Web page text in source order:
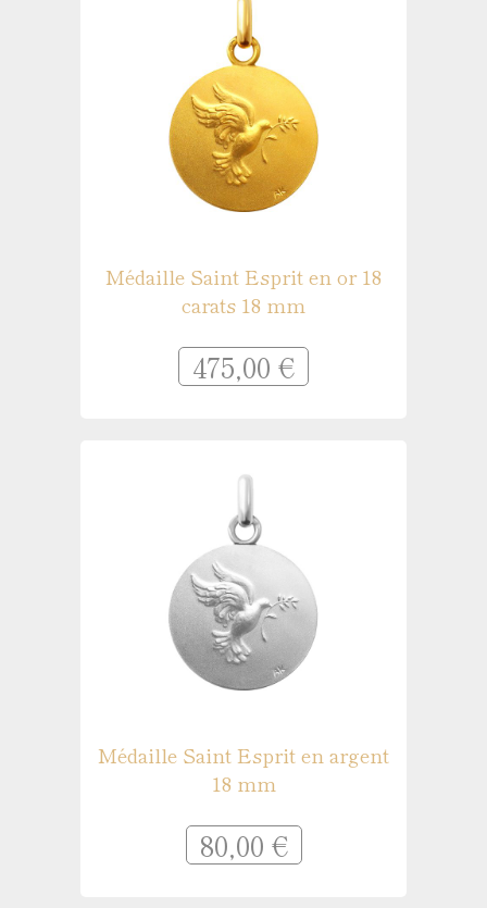
Médaille Saint Esprit en or 18
carats 18 mm
475,00 €
Médaille Saint Esprit en argent
18 mm
80,00 €